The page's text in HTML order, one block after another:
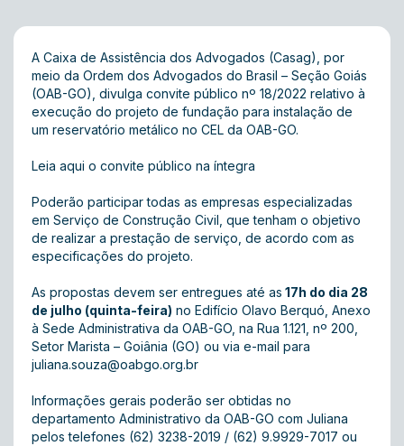
A Caixa de Assistência dos Advogados (Casag), por
meio da Ordem dos Advogados do Brasil – Seção Goiás
(OAB-GO), divulga convite público nº 18/2022 relativo à
execução do projeto de fundação para instalação de
um reservatório metálico no CEL da OAB-GO.
Leia aqui o convite público na íntegra
Poderão participar todas as empresas especializadas
em Serviço de Construção Civil, que tenham o objetivo
de realizar a prestação de serviço, de acordo com as
especificações do projeto.
As propostas devem ser entregues até as 17h do dia 28
de julho (quinta-feira) no Edifício Olavo Berquó, Anexo
à Sede Administrativa da OAB-GO, na Rua 1.121, nº 200,
Setor Marista – Goiânia (GO) ou via e-mail para
juliana.souza@oabgo.org.br
Informações gerais poderão ser obtidas no
departamento Administrativo da OAB-GO com Juliana
pelos telefones (62) 3238-2019 / (62) 9.9929-7017 ou